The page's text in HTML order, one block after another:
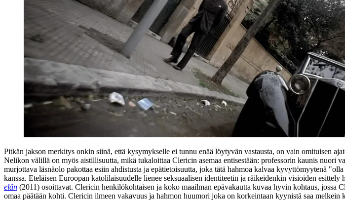
Pitkän jakson merkitys onkin siinä, että kysymykselle ei tunnu enää löytyvän vastausta, on vain omituisen
Nelikon välillä on myös aistillisuutta, mikä tukaloittaa Clericin asemaa entisestään: professorin kaunis nuori
murjottava läsnäolo pakottaa esiin ahdistusta ja epätietoisuutta, joka tätä hahmoa kalvaa kyvyttömyytenä
kanssa. Eteläisen Euroopan katolilaisuudelle lienee seksuaalisen identiteetin ja räikeidenkin visioiden esittely
elän (2011) osoittavat. Clericin henkilökohtaisen ja koko maailman epävakautta kuvaa hyvin kohtaus, jossa
omaa päätään kohti. Clericin ilmeen vakavuus ja hahmon huumori joka on korkeintaan kyynistä saa melkein